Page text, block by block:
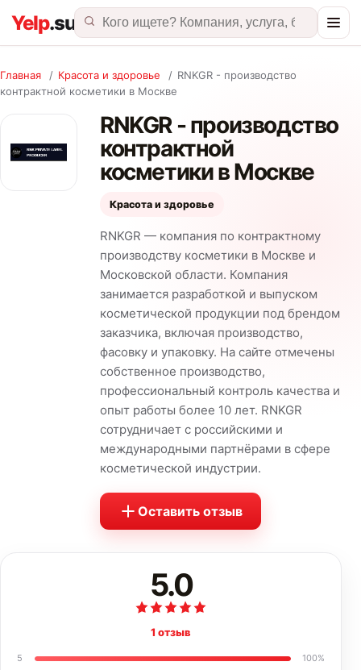
Главная / Красота и здоровье / RNKGR - производство
контрактной косметики в Москве
RNKGR - производство
контрактной
косметики в Москве
Красота и здоровье
RNKGR — компания по контрактному
производству косметики в Москве и
Московской области. Компания
занимается разработкой и выпуском
косметической продукции под брендом
заказчика, включая производство,
фасовку и упаковку. На сайте отмечены
собственное производство,
профессиональный контроль качества и
опыт работы более 10 лет. RNKGR
сотрудничает с российскими и
международными партнёрами в сфере
косметической индустрии.
Оставить отзыв
5.0
1 отзыв
5 100%